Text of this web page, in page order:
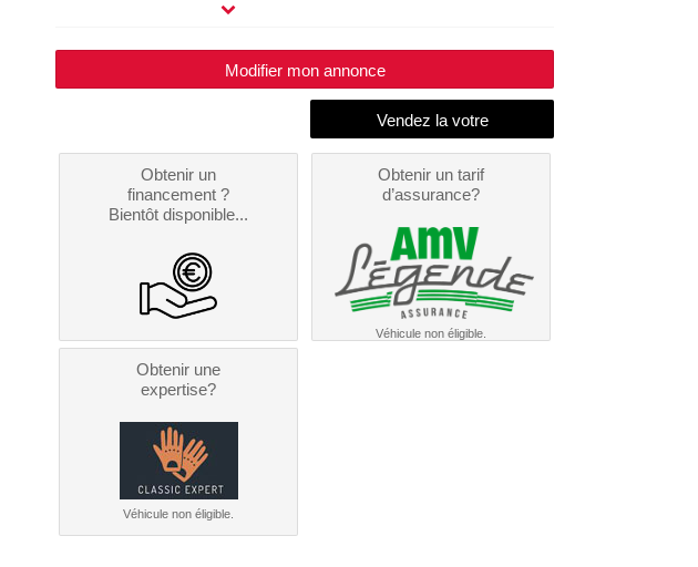
Modifier mon annonce
Obtenir un
financement ?
Bientôt disponible...
Obtenir un tarif
d’assurance?
Véhicule non éligible.
Obtenir une
expertise?
Véhicule non éligible.